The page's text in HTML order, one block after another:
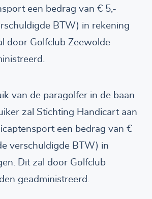
een bedrag van € 5,-
BTW) in rekening
door Golfclub Zeewolde
van de paragolfer in de baan
zal Stichting Handicart aan
een bedrag van €
verschuldigde BTW) in
Dit zal door Golfclub
geadministreerd.